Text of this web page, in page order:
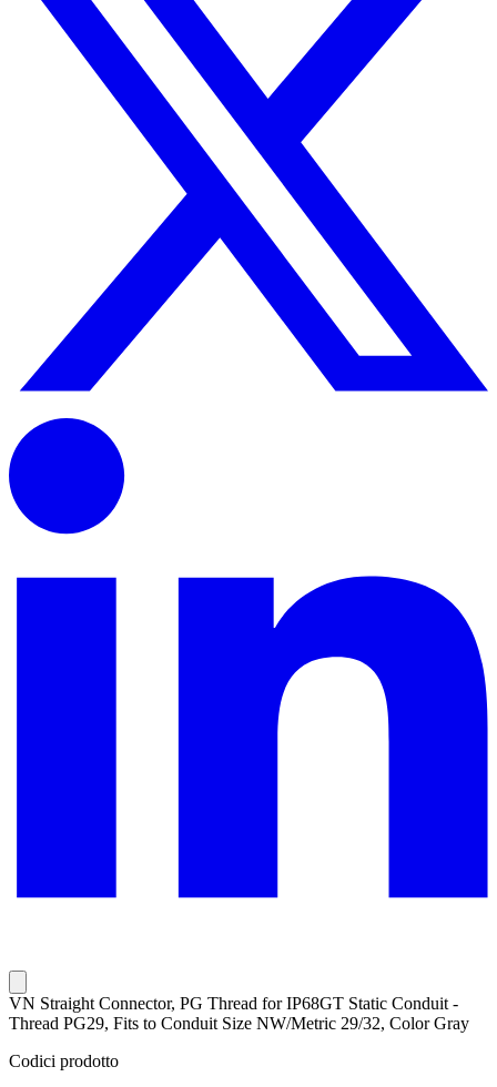
VN Straight Connector, PG Thread for IP68GT Static Conduit -
Thread PG29, Fits to Conduit Size NW/Metric 29/32, Color Gray
Codici prodotto